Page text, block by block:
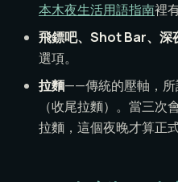
本木夜生活用語指南裡
飛鏢吧、Shot Bar、深
選項。
拉麵——傳統的壓軸，所
（收尾拉麵）。當三次
拉麵，這個夜晚才算正